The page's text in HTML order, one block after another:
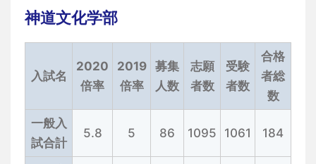
神道文化学部
入試名
2020
倍率
2019
倍率
募集
人数
志願
者数
受験
者数
合格
者総
数
一般入
試合計
5.8 5 86 1095 1061 184